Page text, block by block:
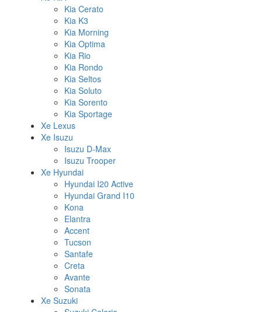
Kia Cerato
Kia K3
Kia Morning
Kia Optima
Kia Rio
Kia Rondo
Kia Seltos
Kia Soluto
Kia Sorento
Kia Sportage
Xe Lexus
Xe Isuzu
Isuzu D-Max
Isuzu Trooper
Xe Hyundai
Hyundai I20 Active
Hyundai Grand I10
Kona
Elantra
Accent
Tucson
Santafe
Creta
Avante
Sonata
Xe Suzuki